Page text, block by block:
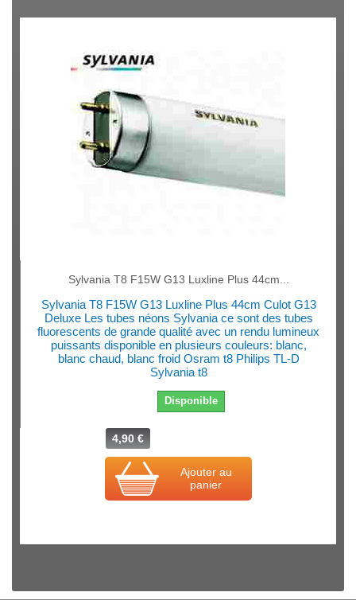
Sylvania T8 F15W G13 Luxline Plus 44cm...
Sylvania T8 F15W G13 Luxline Plus 44cm Culot G13
Deluxe Les tubes néons Sylvania ce sont des tubes
fluorescents de grande qualité avec un rendu lumineux
puissants disponible en plusieurs couleurs: blanc,
blanc chaud, blanc froid Osram t8 Philips TL-D
Sylvania t8
Disponible
4,90 €
Ajouter au
panier